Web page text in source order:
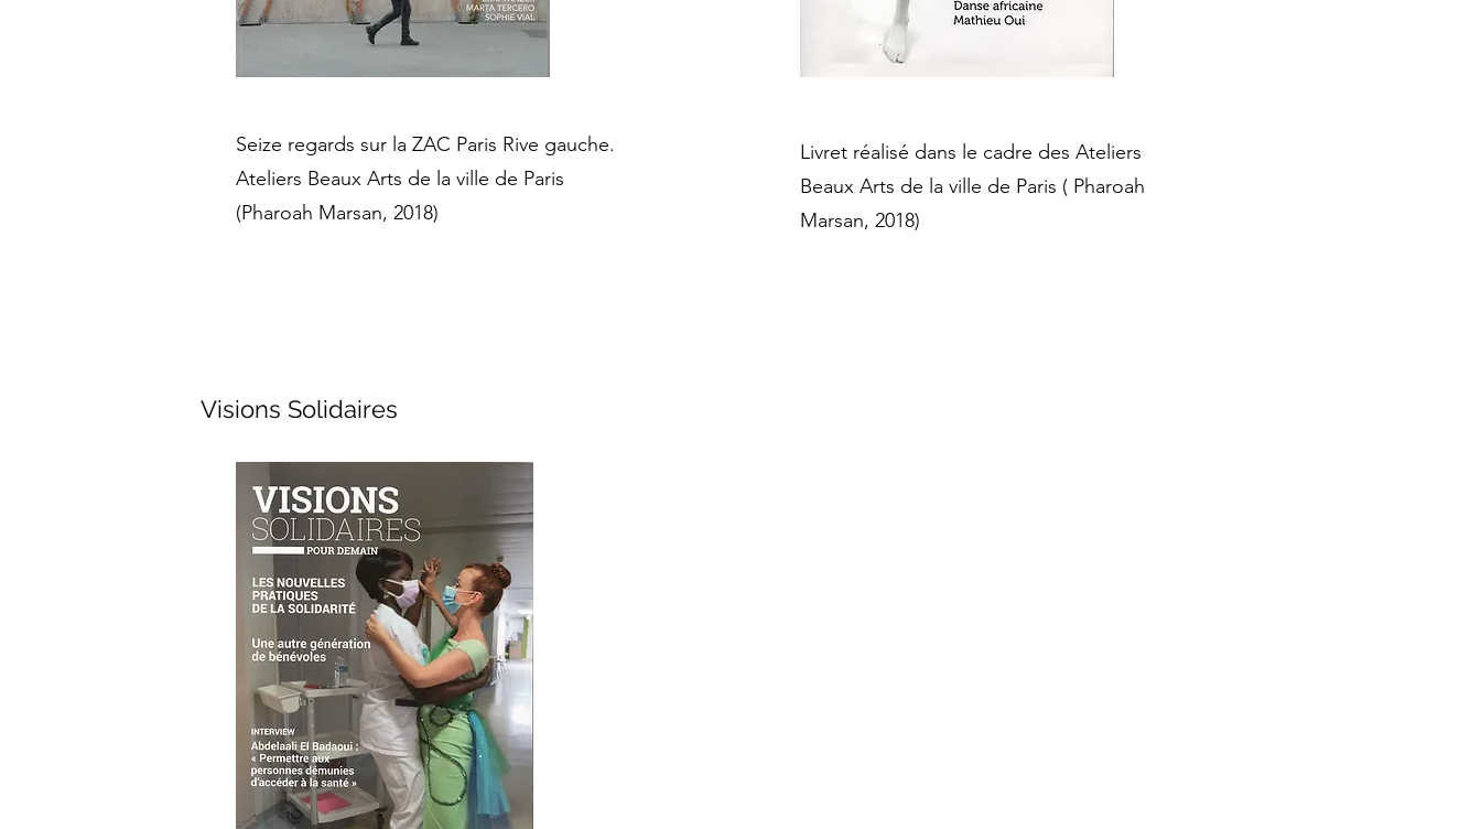
Seize regards sur la ZAC Paris Rive gauche.
Ateliers Beaux Arts de la ville de Paris
(Pharoah Marsan, 2018)
Livret réalisé dans le cadre des Ateliers
Beaux Arts de la ville de Paris ( Pharoah
Marsan, 2018)
Visions Solidaires